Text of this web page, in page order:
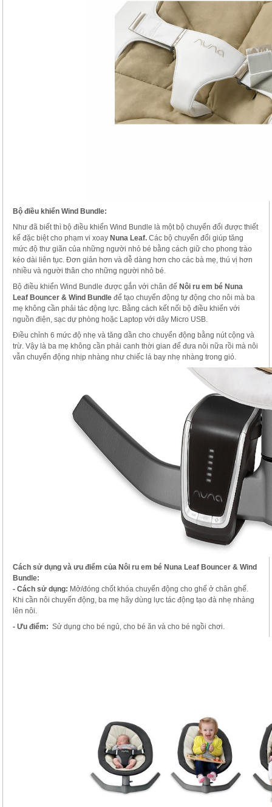
Bộ điều khiển Wind Bundle:
Như đã biết thì bộ điều khiển Wind Bundle là một bộ chuyển đổi được thiết
kế đặc biệt cho phạm vi xoay Nuna Leaf.Các bộ chuyển đổi giúp tăng
mức độ thư giãn của những người nhỏ bé bằng cách giữ cho phong trào
kéo dài liên tục. Đơn giản hơn và dễ dàng hơn cho các bà mẹ, thú vị hơn
nhiều và người thân cho những người nhỏ bé.
Bộ điều khiển Wind Bundle được gắn với chân đế Nôi ru em bé Nuna
Leaf Bouncer & Wind Bundle để tạo chuyển động tự động cho nôi mà ba
mẹ không cần phải tác động lực. Bằng cách kết nối bộ điều khiển với
nguồn điện, sạc dự phòng hoặc Laptop với dây Micro USB.
Điều chỉnh 6 mức độ nhẹ và tăng dần cho chuyển động bằng nút cộng và
trừ. Vậy là ba mẹ không cần phải canh thời gian để đưa nôi nữa rồi mà nôi
vẫn chuyển động nhịp nhàng như chiếc lá bay nhẹ nhàng trong gió.
Cách sử dụng và ưu điểm củaNôi ru em bé Nuna Leaf Bouncer & Wind
Bundle:
- Cách sử dụng: Mở/đóng chốt khóa chuyển động cho ghế ở chân ghế.
Khi cần nôi chuyển động, ba mẹ hãy dùng lực tác động tạo đà nhẹ nhàng
lên nôi.
- Ưu điểm: Sử dụng cho bé ngủ, cho bé ăn và cho bé ngồi chơi.